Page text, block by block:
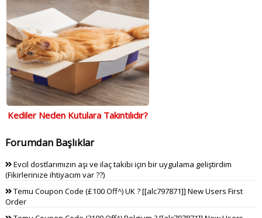
Kediler Neden Kutulara Takıntılıdır?
Forumdan Başlıklar
Evcil dostlarımızın aşı ve ilaç takibi için bir uygulama geliştirdim
(Fikirlerinize ihtiyacım var ??)
Temu Coupon Code (£100 Off^) UK ? [[alc797871]] New Users First
Order